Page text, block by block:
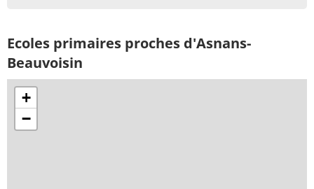
Ecoles primaires proches d'Asnans-
Beauvoisin
+
−